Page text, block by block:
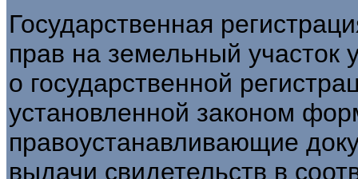
Государственная
прав на земельный участок
о государственной
установленной законом
правоустанавливающие
выдачи свидетельств в